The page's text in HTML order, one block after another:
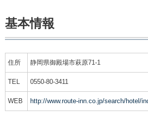
基本情報
住所 静岡県御殿場市萩原71-1
TEL 0550-80-3411
WEB http://www.route-inn.co.jp/search/hotel/